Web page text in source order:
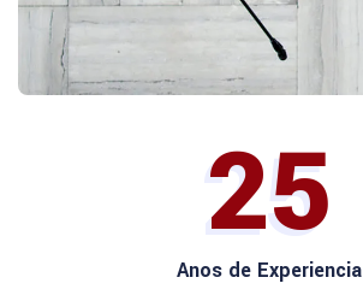
25
Anos de Experiencia